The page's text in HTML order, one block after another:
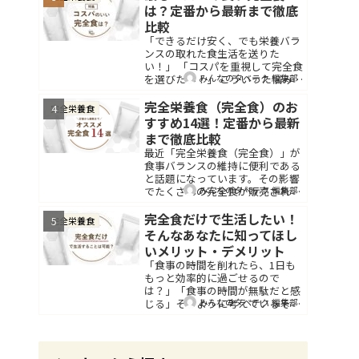
は？定番から最新まで徹底
比較
「できるだけ安く、でも栄養バラ
ンスの取れた食生活を送りた
い！」 「コスパを重視して完全食
を選びたい！」 こういった悩みを
はないでしょうか。 毎日する食事
だからこそ、栄養バランスを気遣
いながらも...
みんなのタベテク 編集部
完全栄養食
完全栄養食（完全食）のお
すすめ14選！定番から最新
まで徹底比較
最近「完全栄養食（完全食）」が
食事バランスの維持に便利である
と話題になっています。その影響
でたくさんの完全食が販売され
た。その一方でたくさんの商品の
中でどれを選べばよいかわからな
い方も多いの...
みんなのタベテク 編集部
完全栄養食
完全食だけで生活したい！
そんなあなたに知ってほし
いメリット・デメリット
「食事の時間を削れたら、1日も
もっと効率的に過ごせるので
は？」「食事の時間が無駄だと感
じる」そのように考えているそこ
す。完全食は手軽に必須栄養...
みんなのタベテク 編集部